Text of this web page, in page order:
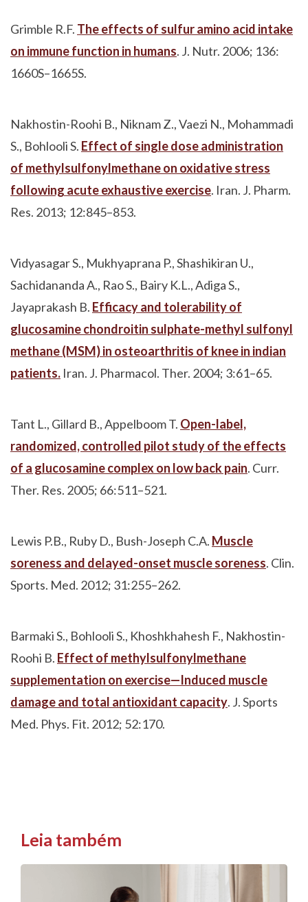
Grimble R.F. The effects of sulfur amino acid intake
on immune function in humans. J. Nutr. 2006; 136:
1660S–1665S.
Nakhostin-Roohi B., Niknam Z., Vaezi N., Mohammadi
S., Bohlooli S. Effect of single dose administration
of methylsulfonylmethane on oxidative stress
following acute exhaustive exercise. Iran. J. Pharm.
Res. 2013; 12:845–853.
Vidyasagar S., Mukhyaprana P., Shashikiran U.,
Sachidananda A., Rao S., Bairy K.L., Adiga S.,
Jayaprakash B. Efficacy and tolerability of
glucosamine chondroitin sulphate-methyl sulfonyl
methane (MSM) in osteoarthritis of knee in indian
patients. Iran. J. Pharmacol. Ther. 2004; 3:61–65.
Tant L., Gillard B., Appelboom T. Open-label,
randomized, controlled pilot study of the effects
of a glucosamine complex on low back pain. Curr.
Ther. Res. 2005; 66:511–521.
Lewis P.B., Ruby D., Bush-Joseph C.A. Muscle
soreness and delayed-onset muscle soreness. Clin.
Sports. Med. 2012; 31:255–262.
Barmaki S., Bohlooli S., Khoshkhahesh F., Nakhostin-
Roohi B. Effect of methylsulfonylmethane
supplementation on exercise—Induced muscle
damage and total antioxidant capacity. J. Sports
Med. Phys. Fit. 2012; 52:170.
Leia também